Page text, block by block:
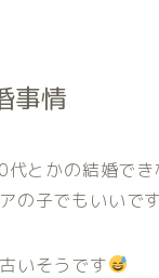
事情
とかの結婚で
の子でもいいで
いそうです